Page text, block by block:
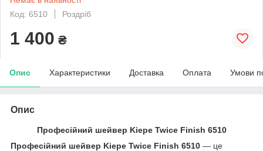
Код: 6510
Роздріб
1 400 ₴
Опис Характеристики Доставка Оплата Умови
Опис
Професійний шейвер Kiepe Twice Finish 6510
Професійний шейвер Kiepe Twice Finish 6510 — це